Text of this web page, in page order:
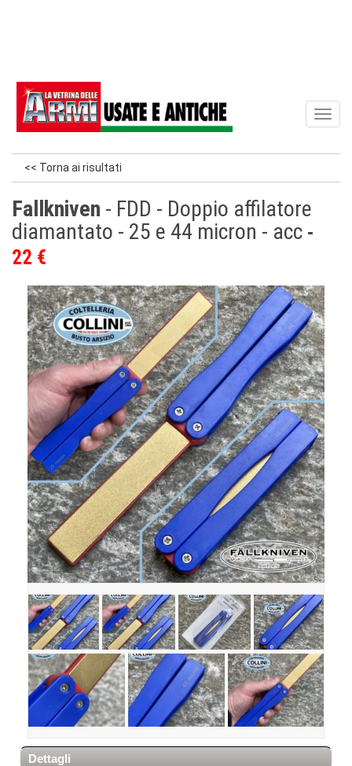
<< Torna ai risultati
Fallkniven - FDD - Doppio affilatore
diamantato - 25 e 44 micron - acc
22 €
Dettagli